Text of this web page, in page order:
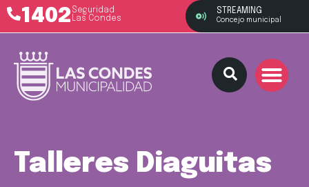
1402 Seguridad
Las Condes
STREAMING
Concejo municipal
Talleres Diaguitas